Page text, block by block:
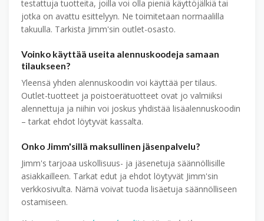
testattuja tuotteita, joilla voi olla pieniä käyttö­jälkiä tai
jotka on avattu esittelyyn. Ne toimitetaan normaalilla
takuulla. Tarkista Jimm'sin outlet-osasto.
Voinko käyttää useita alennuskoodeja samaan
tilaukseen?
Yleensä yhden alennuskoodin voi käyttää per tilaus.
Outlet-tuotteet ja poistoerä­tuotteet ovat jo valmiiksi
alennettuja ja niihin voi joskus yhdistää lisä­alennuskoodin
– tarkat ehdot löytyvät kassalta.
Onko Jimm'sillä maksullinen jäsen­palvelu?
Jimm's tarjoaa uskollisuus- ja jäsen­etuja säännöllisille
asiakkailleen. Tarkat edut ja ehdot löytyvät Jimm'sin
verkkosivulta. Nämä voivat tuoda lisäetuja säännölliseen
ostamiseen.